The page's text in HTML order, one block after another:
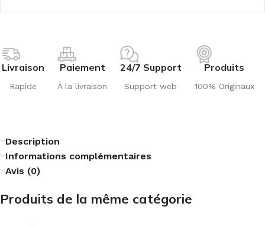
Livraison
Rapide
Paiement
À la livraison
24/7 Support
Support web
Produits
100% Originaux
Description
Informations complémentaires
Avis (0)
Produits de la même catégorie